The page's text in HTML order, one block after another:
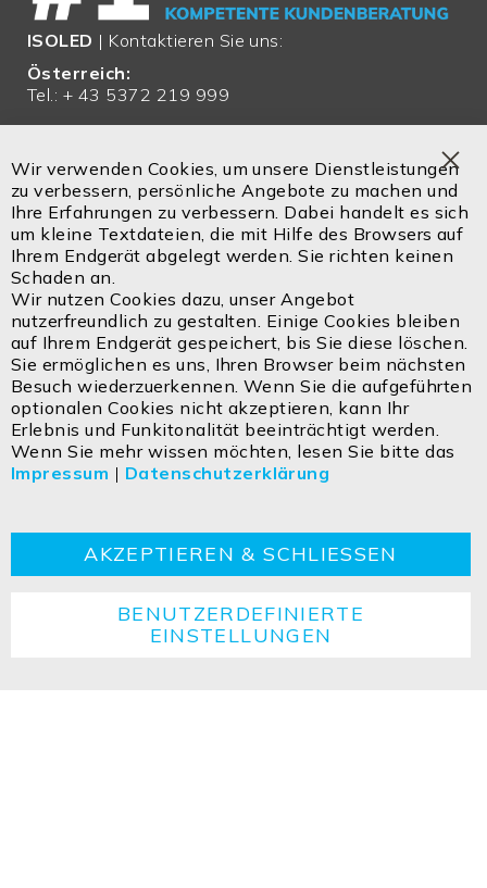
ISOLED | Kontaktieren Sie uns:
Österreich:
Tel.: + 43 5372 219 999
Deutschland:
Tel.: + 49 810 48 999 200
Email:office@isoled.de
Email:info@isoled.shop
www.isoled.shop
ISOLED FIAI Handels GmbH
Egerbach 48
A-6334 SCHWOICH
AGBsCookieRetourenEntsorgungshinweise
Copyright ©2026 ISOLED FIAI Handels GmbH All
Bar
Wir verwenden Cookies, um unsere Dienstleistungen
zu verbessern, persönliche Angebote zu machen und
Ihre Erfahrungen zu verbessern. Dabei handelt es sich
um kleine Textdateien, die mit Hilfe des Browsers auf
Ihrem Endgerät abgelegt werden. Sie richten keinen
Schaden an.
Wir nutzen Cookies dazu, unser Angebot
nutzerfreundlich zu gestalten. Einige Cookies bleiben
auf Ihrem Endgerät gespeichert, bis Sie diese löschen.
Sie ermöglichen es uns, Ihren Browser beim nächsten
Besuch wiederzuerkennen. Wenn Sie die aufgeführten
optionalen Cookies nicht akzeptieren, kann Ihr
Erlebnis und Funkitonalität beeinträchtigt werden.
Wenn Sie mehr wissen möchten, lesen Sie bitte das
Impressum | Datenschutzerklärung
AKZEPTIEREN & SCHLIESSEN
BENUTZERDEFINIERTE
EINSTELLUNGEN